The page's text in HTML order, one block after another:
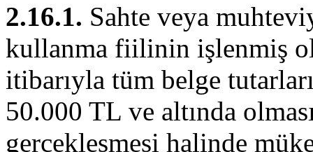
2.16.1. Sahte veya
kullanma fiilinin işlenmiş
itibarıyla tüm belge
50.000 TL ve altında
gerçekleşmesi halinde